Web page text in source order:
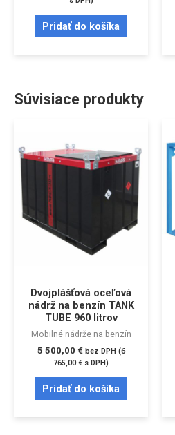
Pridať do košíka
Súvisiace produkty
Dvojplášťová oceľová
nádrž na benzín TANK
TUBE 960 litrov
Mobilné nádrže na benzín
5 500,00 € bez DPH (6
765,00€ s DPH)
Pridať do košíka